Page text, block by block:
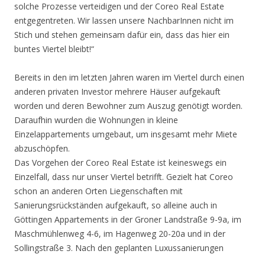
solche Prozesse verteidigen und der Coreo Real Estate
entgegentreten. Wir lassen unsere NachbarInnen nicht im
Stich und stehen gemeinsam dafür ein, dass das hier ein
buntes Viertel bleibt!“
Bereits in den im letzten Jahren waren im Viertel durch einen
anderen privaten Investor mehrere Häuser aufgekauft
worden und deren Bewohner zum Auszug genötigt worden.
Daraufhin wurden die Wohnungen in kleine
Einzelappartements umgebaut, um insgesamt mehr Miete
abzuschöpfen.
Das Vorgehen der Coreo Real Estate ist keineswegs ein
Einzelfall, dass nur unser Viertel betrifft. Gezielt hat Coreo
schon an anderen Orten Liegenschaften mit
Sanierungsrückständen aufgekauft, so alleine auch in
Göttingen Appartements in der Groner Landstraße 9-9a, im
Maschmühlenweg 4-6, im Hagenweg 20-20a und in der
Sollingstraße 3. Nach den geplanten Luxussanierungen